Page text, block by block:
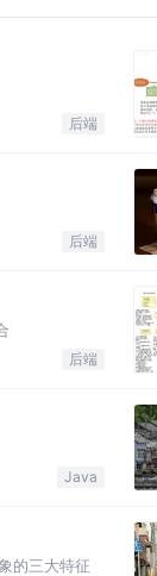
后端
后端
后端
Java
的三大特征